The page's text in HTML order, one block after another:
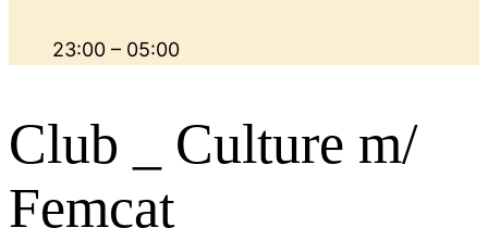
23:00 – 05:00
Club _ Culture m/
Femcat